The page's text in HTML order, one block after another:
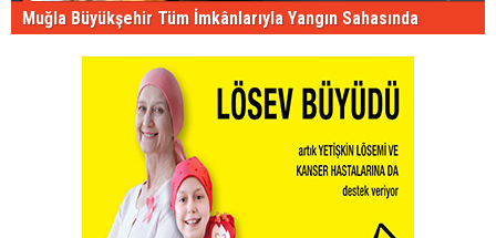
Muğla Büyükşehir Tüm İmkânlarıyla Yangın Sahasında